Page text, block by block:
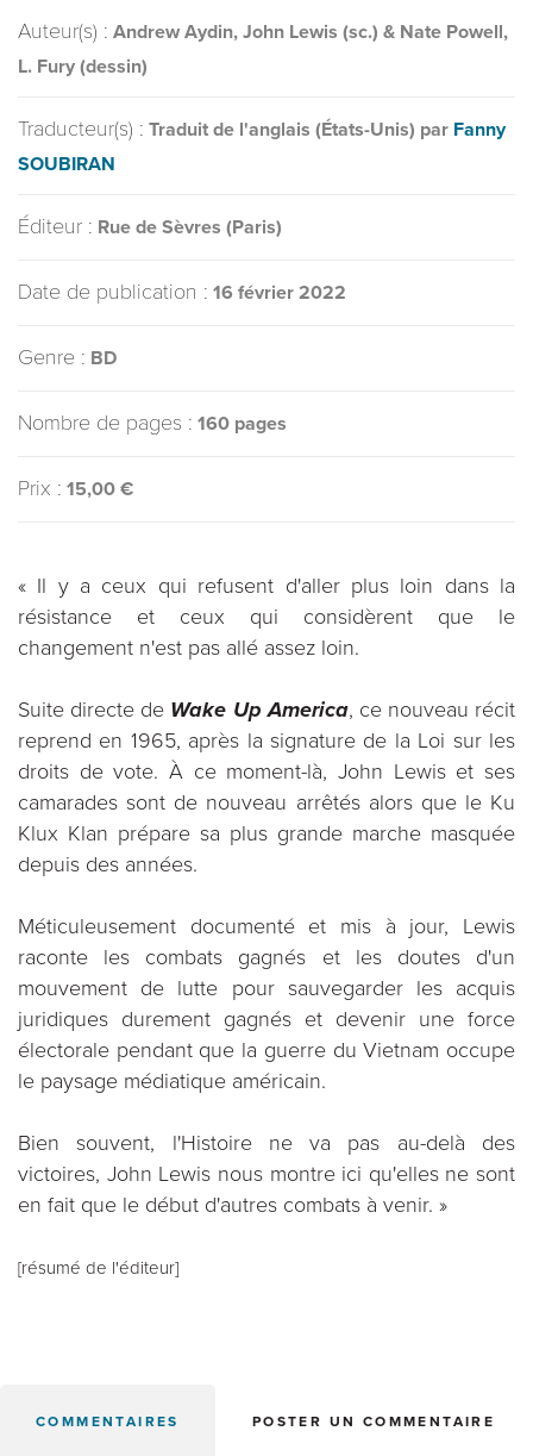
Auteur(s) : Andrew Aydin, John Lewis (sc.) & Nate Powell,
L. Fury (dessin)
Traducteur(s) : Traduit de l'anglais (États-Unis) par Fanny
SOUBIRAN
Éditeur : Rue de Sèvres (Paris)
Date de publication : 16 février 2022
Genre : BD
Nombre de pages : 160 pages
Prix : 15,00 €
« Il y a ceux qui refusent d'aller plus loin dans la
résistance et ceux qui considèrent que le
changement n'est pas allé assez loin.
Suite directe de Wake Up America, ce nouveau récit
reprend en 1965, après la signature de la Loi sur les
droits de vote. À ce moment-là, John Lewis et ses
camarades sont de nouveau arrêtés alors que le Ku
Klux Klan prépare sa plus grande marche masquée
depuis des années.
Méticuleusement documenté et mis à jour, Lewis
raconte les combats gagnés et les doutes d'un
mouvement de lutte pour sauvegarder les acquis
juridiques durement gagnés et devenir une force
électorale pendant que la guerre du Vietnam occupe
le paysage médiatique américain.
Bien souvent, l'Histoire ne va pas au-delà des
victoires, John Lewis nous montre ici qu'elles ne sont
en fait que le début d'autres combats à venir. »
[résumé de l'éditeur]
COMMENTAIRES POSTER UN COMMENTAIRE